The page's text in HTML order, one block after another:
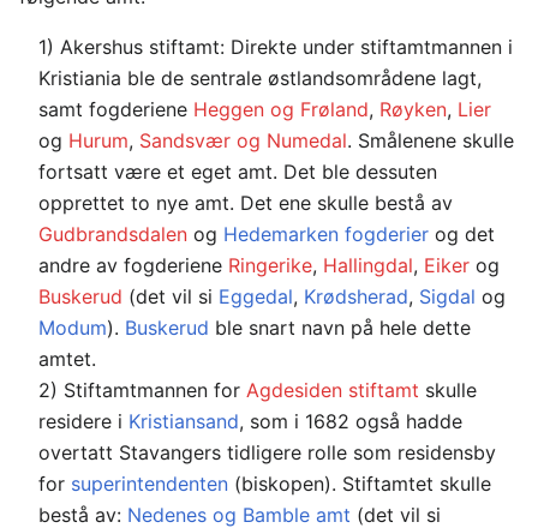
1) Akershus stiftamt: Direkte under stiftamtmannen i
Kristiania ble de sentrale østlandsområdene lagt,
samt fogderiene Heggen og Frøland, Røyken, Lier
og Hurum, Sandsvær og Numedal. Smålenene skulle
fortsatt være et eget amt. Det ble dessuten
opprettet to nye amt. Det ene skulle bestå av
Gudbrandsdalen og Hedemarken fogderier og det
andre av fogderiene Ringerike, Hallingdal, Eiker og
Buskerud (det vil si Eggedal, Krødsherad, Sigdal og
Modum). Buskerud ble snart navn på hele dette
amtet.
2) Stiftamtmannen for Agdesiden stiftamt skulle
residere i Kristiansand, som i 1682 også hadde
overtatt Stavangers tid­ligere rolle som residensby
for superintendenten (biskopen). Stiftamtet skulle
bestå av: Nedenes og Bamble amt (det vil si